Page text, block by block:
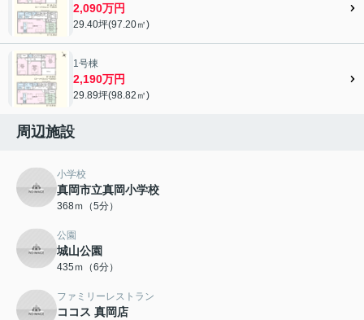
2,090万円
29.40坪(97.20㎡)
1号棟
2,190万円
29.89坪(98.82㎡)
周辺施設
小学校
真岡市立真岡小学校
368ｍ（5分）
公園
城山公園
435ｍ（6分）
ファミリーレストラン
ココス 真岡店